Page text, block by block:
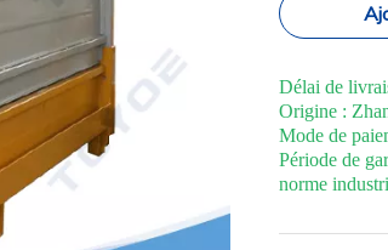
Délai de
Origine :
Mode de
Période de
norme